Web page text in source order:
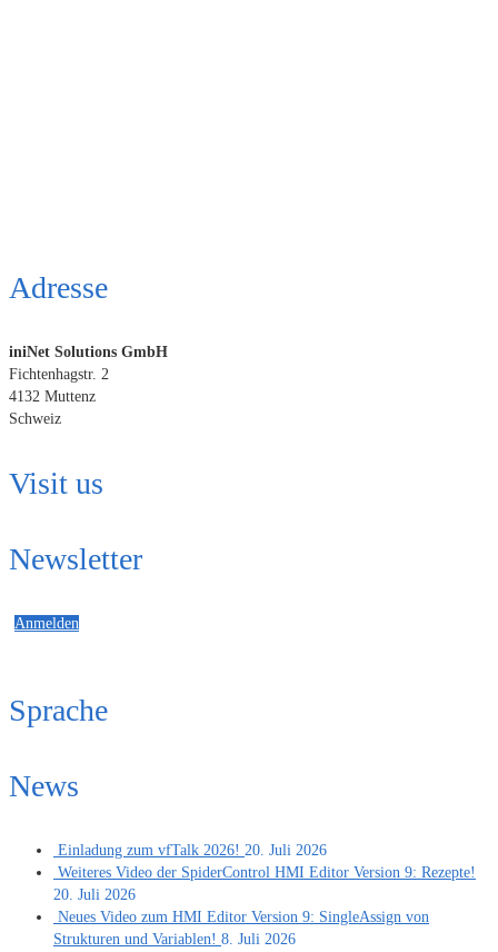
Adresse
iniNet Solutions GmbH
Fichtenhagstr. 2
4132 Muttenz
Schweiz
Visit us
Newsletter
Anmelden
Sprache
News
Einladung zum vfTalk 2026! 20. Juli 2026
Weiteres Video der SpiderControl HMI Editor Version 9: Rezepte!
20. Juli 2026
Neues Video zum HMI Editor Version 9: SingleAssign von
Strukturen und Variablen! 8. Juli 2026